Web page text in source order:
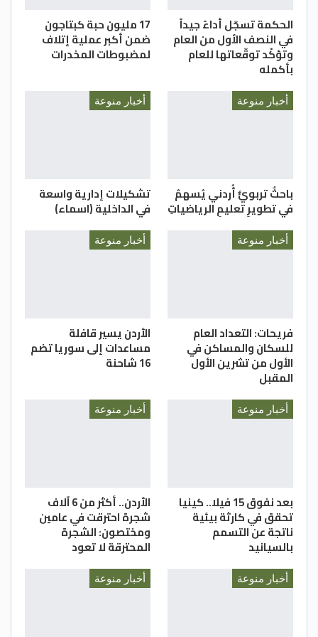
الحكمة تسجّل أداءً جيداً
في النصف الأول من العام
وتؤكّد توقّعاتها للعام
بأكمله
17 مليون حبة كبتاجون
ضمن أكبر عملية إتلاف
لمضبوطات المخدرات
أخبار منوعة
باحثٌ تربويٌّ أُردني يُسهمُ
في تطويرِ تعليمِ الرياضياتِ
أخبار منوعة
تشكيلات إدارية واسعة
في الداخلية (اسماء)
أخبار منوعة
فريحات: التعداد العام
للسكان والمساكن في
الأول من تشرين الأول
المقبل
أخبار منوعة
الأردن يسير قافلة
مساعدات إلى سوريا تضم
16 شاحنة
أخبار منوعة
بعد نفوق 15 فيلا.. كينيا
تحقق في كارثة بيئية
ناتجة عن التسمم
بالسيانيد
أخبار منوعة
الأردن.. أكثر من 6 آلاف
شجرة احترقت في عامين
ومختصون: الشجرة
المحترقة لا تعود
أخبار منوعة أخبار منوعة